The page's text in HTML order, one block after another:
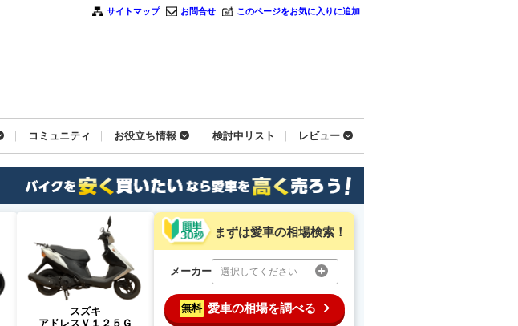
サイトマップ お問合せ このページをお気に入りに追加
コミュニティ お役立ち情報 検討中リスト レビュー
スズキ
アドレスＶ１２５Ｇ
まずは愛車の相場検索！
メーカー 選択してください
無料 愛車の相場を調べる